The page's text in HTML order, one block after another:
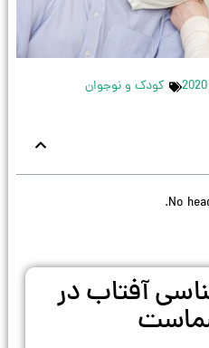
کودک و نوجوان
No
آفتاب در